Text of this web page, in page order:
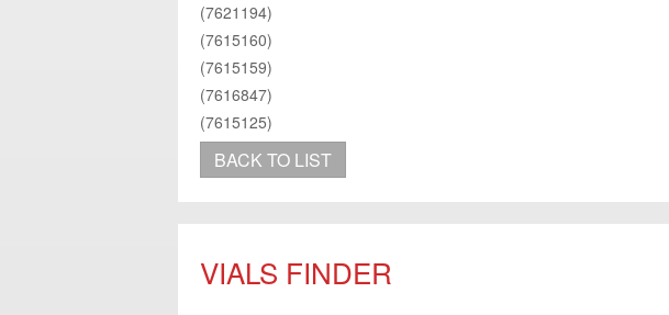
(7621194)
(7615160)
(7615159)
(7616847)
(7615125)
BACK TO LIST
VIALS FINDER